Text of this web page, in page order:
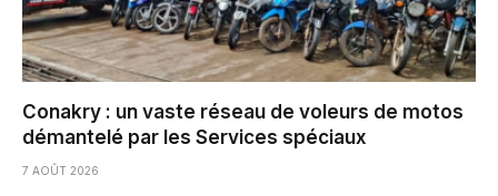
Conakry : un vaste réseau de voleurs de motos
démantelé par les Services spéciaux
7 AOÛT 2026